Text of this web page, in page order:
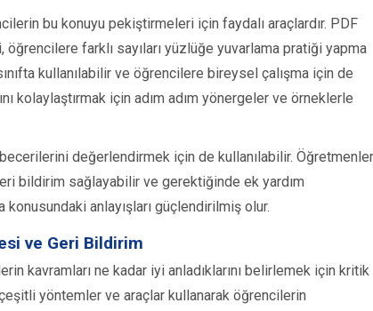
bu konuyu pekiştirmeleri için faydalı araçlardır. PDF
farklı sayıları yüzlüğe yuvarlama pratiği yapma
kullanılabilir ve öğrencilere bireysel çalışma için de
kolaylaştırmak için adım adım yönergeler ve örneklerle
değerlendirmek için de kullanılabilir.
bildirim sağlayabilir ve gerektiğinde ek yardım
anlayışları güçlendirilmiş olur.
ve Geri Bildirim
kavramları ne kadar iyi anladıklarını belirlemek için kritik
yöntemler ve araçlar kullanarak öğrencilerin